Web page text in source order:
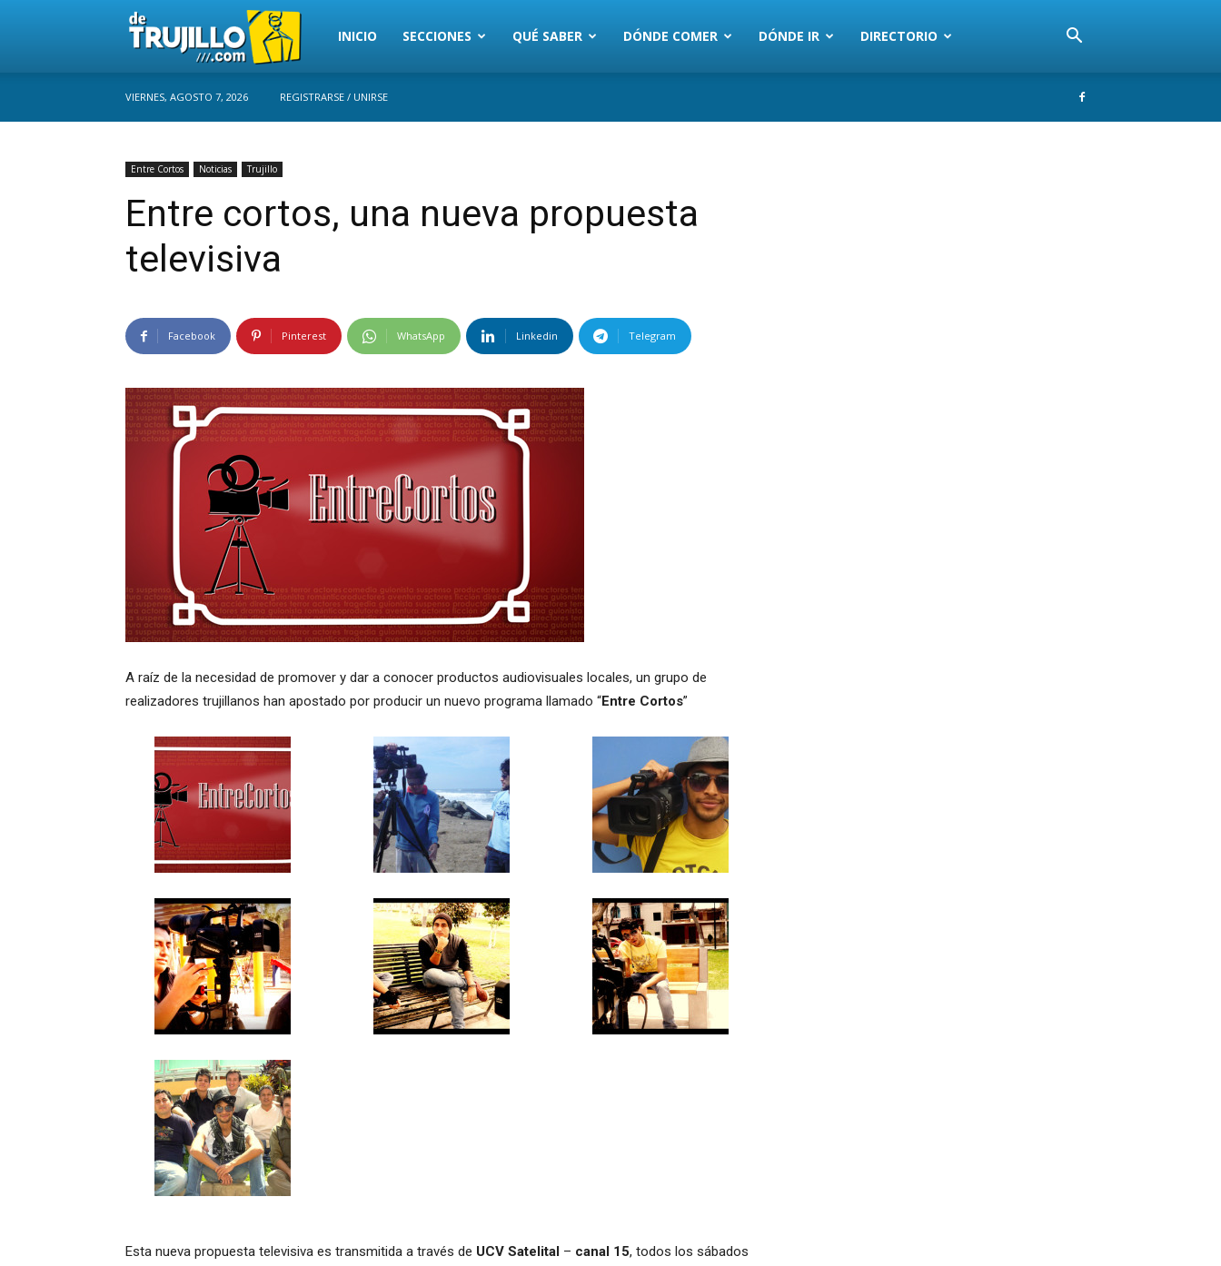
Trujillo
INICIO SECCIONES QUÉ SABER DÓNDE COMER DÓNDE IR DIRECTORIO
VIERNES, AGOSTO 7, 2026 REGISTRARSE / UNIRSE
Entre Cortos Noticias Trujillo
Entre cortos, una nueva propuesta
televisiva
Facebook Pinterest WhatsApp Linkedin Telegram
A raíz de la necesidad de promover y dar a conocer productos audiovisuales locales, un grupo de
realizadores trujillanos han apostado por producir un nuevo programa llamado “Entre Cortos”
Esta nueva propuesta televisiva es transmitida a través de UCV Satelital – canal 15, todos los sábados